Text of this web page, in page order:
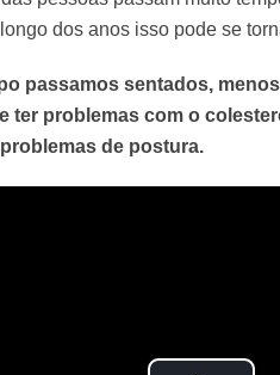
dos anos isso pode se
passamos sentados,
ter problemas com o
de postura.